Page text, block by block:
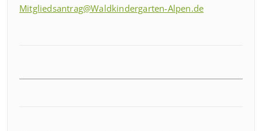
Mitgliedsantrag@Waldkindergarten-Alpen.de